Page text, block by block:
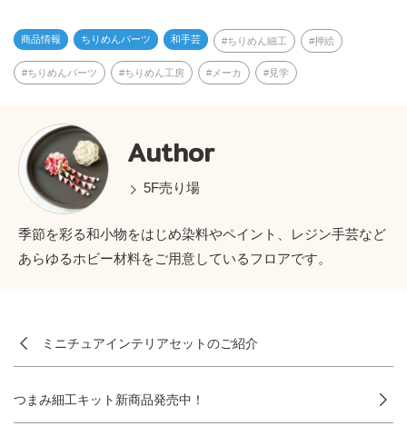
商品情報 ちりめんパーツ 和手芸 ちりめん細工 押絵
ちりめんパーツ ちりめん工房 メーカ 見学
Author
5F売り場
季節を彩る和小物をはじめ染料やペイント、レジン手芸など
あらゆるホビー材料をご用意しているフロアです。
ミニチュアインテリアセットのご紹介
つまみ細工キット新商品発売中！